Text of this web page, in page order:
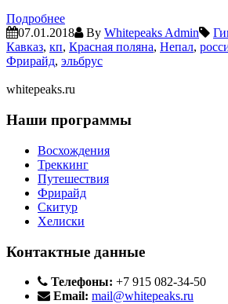
Подробнее
07.01.2018
By Whitepeaks Admin
Кавказ, кп, Красная поляна, Непал,
Фрирайд, эльбрус
whitepeaks.ru
Наши программы
Восхождения
Треккинг
Путешествия
Фрирайд
Скитур
Хелиски
Контактные данные
Телефоны: +7 915 082-34-50
Email: mail@whitepeaks.ru